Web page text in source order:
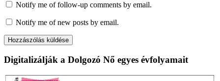
Notify me of follow-up comments by email.
Notify me of new posts by email.
Digitalizálják a Dolgozó Nő egyes évfolyamait